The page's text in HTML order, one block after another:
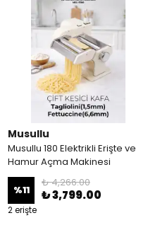
Musullu
Musullu 180 Elektrikli Erişte ve
Hamur Açma Makinesi
%11
₺ 4,266.00
₺ 3,799.00
2 erişte